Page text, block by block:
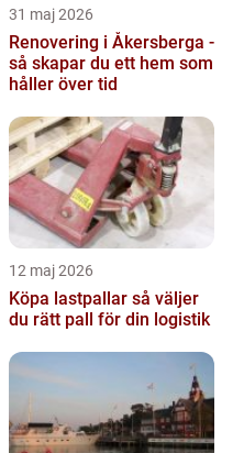
31 maj 2026
Renovering i Åkersberga -
så skapar du ett hem som
håller över tid
12 maj 2026
Köpa lastpallar så väljer
du rätt pall för din logistik